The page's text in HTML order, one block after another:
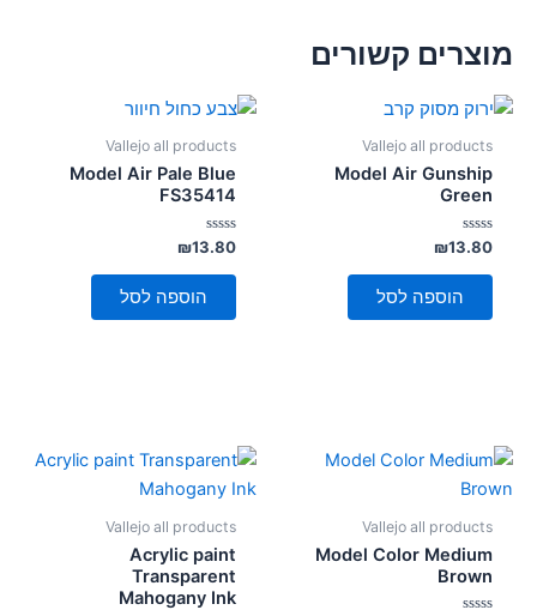
מוצרים קשורים
Vallejo all products
Model Air Gunship
Green
דורג
0
מתוך
₪13.80
הוספה לסל
Vallejo all products
Model Air Pale Blue
FS35414
דורג
0
מתוך
₪13.80
הוספה לסל
Vallejo all products
Model Color Medium
Brown
Vallejo all products
Acrylic paint
Transparent
Mahogany Ink